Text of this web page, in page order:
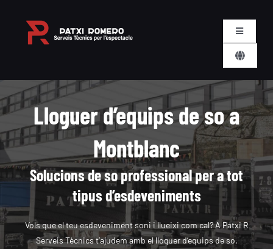
Toggle
Serveis
Lloguer
Esdeveniments
Contacte
Toggle
CA
Lloguer d’equips de so a
Montblanc
Solucions de so professional per a tot
tipus d’esdeveniments
Vols que el teu esdeveniment soni i llueixi com cal? A Patxi R
Serveis Tècnics t’ajudem amb el lloguer d’equips de so,